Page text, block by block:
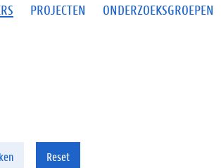
PROJECTEN ONDERZOEKSGROEPEN
Reset